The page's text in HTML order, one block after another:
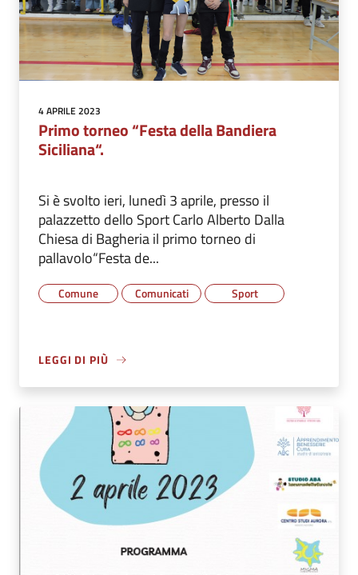
4 APRILE 2023
Primo torneo “Festa della Bandiera
Siciliana“.
Si è svolto ieri, lunedì 3 aprile, presso il
palazzetto dello Sport Carlo Alberto Dalla
Chiesa di Bagheria il primo torneo di
pallavolo“Festa de...
Comune Comunicati Sport
LEGGI DI PIÙ